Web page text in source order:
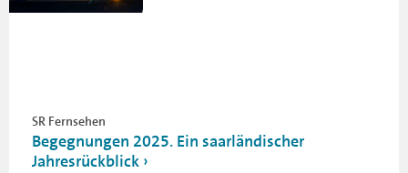
SR Fernsehen
Begegnungen 2025. Ein saarländischer
Jahresrückblick